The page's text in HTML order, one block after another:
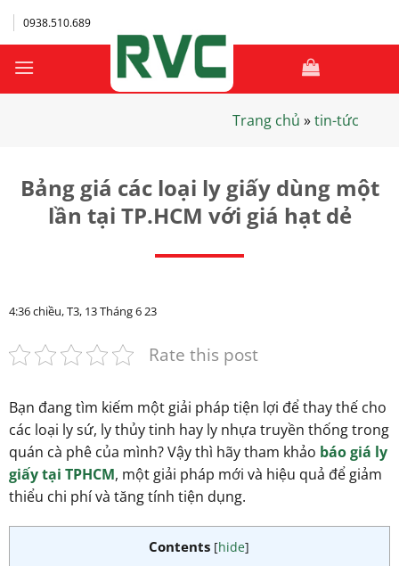
Bỏ
qua
dung
0938.510.689
Trang chủ »tin-tức
Bảng giá các loại ly giấy dùng một
lần tại TP.HCM với giá hạt dẻ
4:36 chiều, T3, 13 Tháng 6 23
Rate this post
Bạn đang tìm kiếm một giải pháp tiện lợi để thay thế cho
các loại ly sứ, ly thủy tinh hay ly nhựa truyền thống trong
quán cà phê của mình? Vậy thì hãy tham khảo báo giá ly
giấy tại TPHCM, một giải pháp mới và hiệu quả để giảm
thiểu chi phí và tăng tính tiện dụng.
Contents [hide]